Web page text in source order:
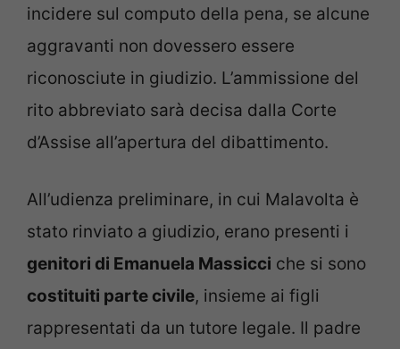
incidere sul computo della pena, se alcune
aggravanti non dovessero essere
riconosciute in giudizio. L’ammissione del
rito abbreviato sarà decisa dalla Corte
d’Assise all’apertura del dibattimento.
All’udienza preliminare, in cui Malavolta è
stato rinviato a giudizio, erano presenti i
genitori di Emanuela Massicci che si sono
costituiti parte civile, insieme ai figli
rappresentati da un tutore legale. Il padre